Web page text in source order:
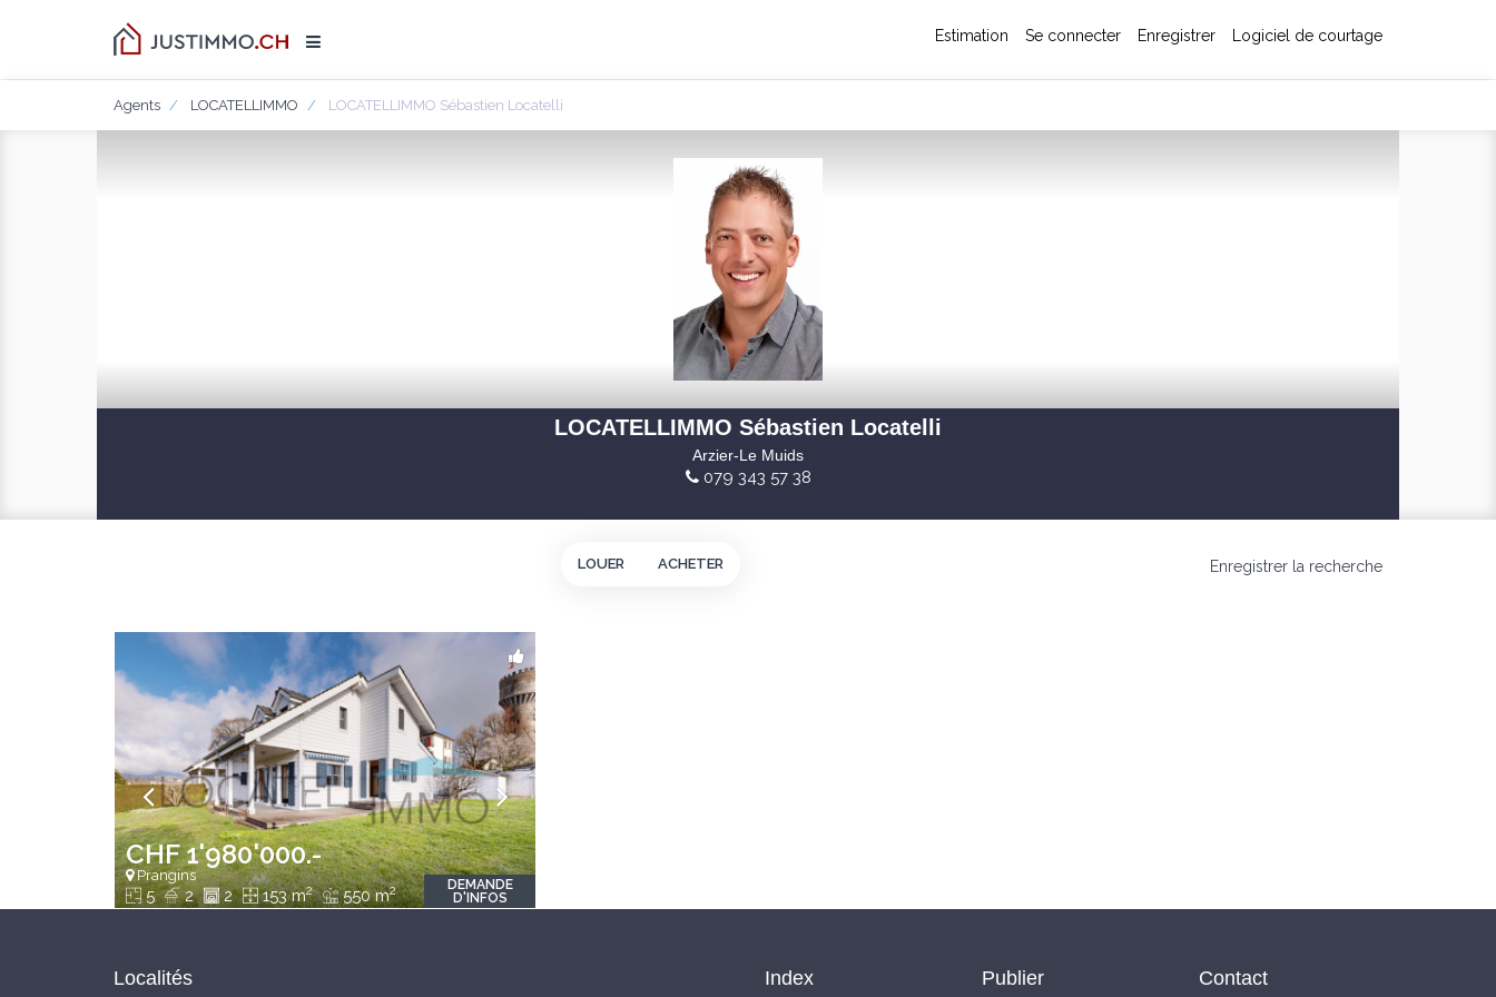
Estimation Se connecter Enregistrer Logiciel de courtage
Agents LOCATELLIMMO LOCATELLIMMO Sébastien Locatelli
LOCATELLIMMO Sébastien Locatelli
Arzier-Le Muids
079 343 57 38
Enregistrer la recherche
LOUER ACHETER
CHF 1'980'000.-
Prangins
5 2 2 153 m2 550 m2
DEMANDE
D'INFOS
Localités Index Publier Contact